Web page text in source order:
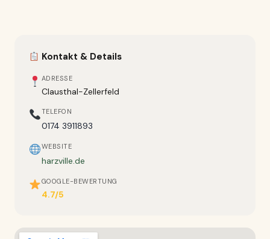
Kontakt & Details
ADRESSE
Clausthal-Zellerfeld
TELEFON
0174 3911893
WEBSITE
harzville.de
GOOGLE-BEWERTUNG
4.7/5